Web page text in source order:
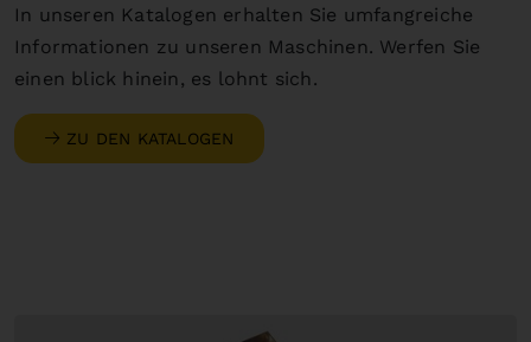
In unseren Katalogen erhalten Sie umfangreiche
Informationen zu unseren Maschinen. Werfen Sie
einen blick hinein, es lohnt sich.
ZU DEN KATALOGEN